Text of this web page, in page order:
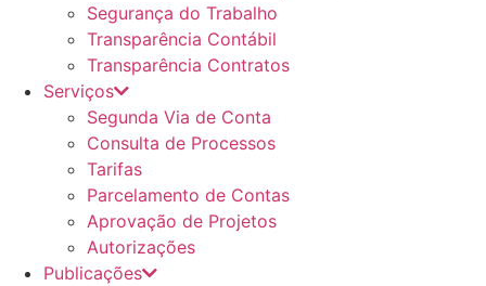
Segurança do Trabalho
Transparência Contábil
Transparência Contratos
Serviços
Segunda Via de Conta
Consulta de Processos
Tarifas
Parcelamento de Contas
Aprovação de Projetos
Autorizações
Publicações